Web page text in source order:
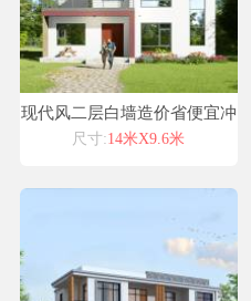
现代风二层白墙造价省便宜冲
村建房设计图纸
尺寸:14米X9.6米